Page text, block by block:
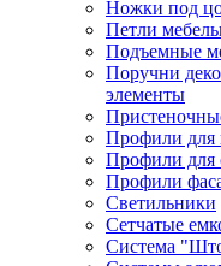
Ножки под
Петли
Подъемные
Поручни
элементы
Профили для
Профили для
Профили
Светильники
Сетчатые
Система